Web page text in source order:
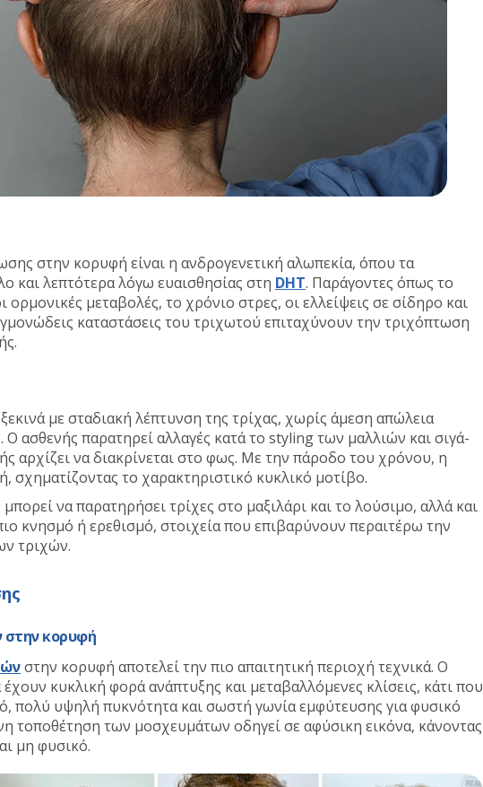
στην κορυφή είναι η ανδρογενετική αλωπεκία, όπου τα
και λεπτότερα λόγω ευαισθησίας στη DHT. Παράγοντες όπως το
ορμονικές μεταβολές, το χρόνιο στρες, οι ελλείψεις σε σίδηρο και
καταστάσεις του τριχωτού επιταχύνουν την τριχόπτωση
με σταδιακή λέπτυνση της τρίχας, χωρίς άμεση απώλεια
ασθενής παρατηρεί αλλαγές κατά το styling των μαλλιών και σιγά-
αρχίζει να διακρίνεται στο φως. Με την πάροδο του χρόνου, η
σχηματίζοντας το χαρακτηριστικό κυκλικό μοτίβο.
να παρατηρήσει τρίχες στο μαξιλάρι και το λούσιμο, αλλά και
κνησμό ή ερεθισμό, στοιχεία που επιβαρύνουν περαιτέρω την
τριχών.
κορυφή
στην κορυφή αποτελεί την πιο απαιτητική περιοχή τεχνικά. Ο
έχουν κυκλική φορά ανάπτυξης και μεταβαλλόμενες κλίσεις, κάτι που
πολύ υψηλή πυκνότητα και σωστή γωνία εμφύτευσης για φυσικό
τοποθέτηση των μοσχευμάτων οδηγεί σε αφύσικη εικόνα, κάνοντας
μη φυσικό.